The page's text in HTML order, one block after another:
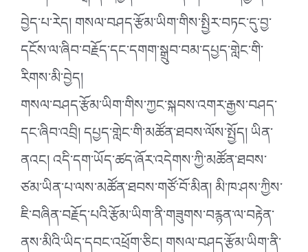
བྱེད་པ་རེད། གསལ་བཤད་རྩོམ་ཡིག་གིས་སྤྱིར་བཏང་དུ་བྱ་
དངོས་ལ་ཞིབ་བརྗོད་དང་དགག་སྒྲུབ་བམ་དཔྱད་གླེང་གི་
རིགས་མི་བྱེད།
གསལ་བཤད་རྩོམ་ཡིག་གིས་ཀྱང་སྐབས་འགར་རྒྱས་བཤད་
དང་ཞིབ་འབྲི། དཔྱད་གླེང་གི་མཚོན་ཐབས་ལོས་སྤྱོད། ཡིན་
ནའང། འདི་དག་ཡོད་ཚད་ཞོར་འདེགས་ཀྱི་མཚོན་ཐབས་
ཙམ་ཡིན་པ་ལས་མཚོན་ཐབས་གཙོ་བོ་མིན། མི་ཁ་ཤས་ཀྱིས་
ཇི་བཞིན་བརྗོད་པའི་རྩོམ་ཡིག་ནི་གཟུགས་བརྙན་ལ་བརྟེན་